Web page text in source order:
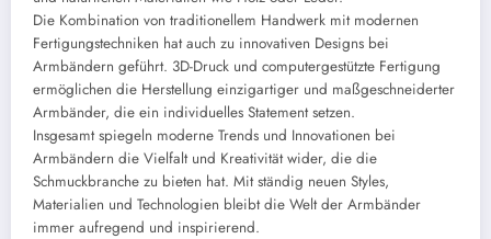
Die Kombination von traditionellem Handwerk mit modernen
Fertigungstechniken hat auch zu innovativen Designs bei
Armbändern geführt. 3D-Druck und computergestützte Fertigung
ermöglichen die Herstellung einzigartiger und maßgeschneiderter
Armbänder, die ein individuelles Statement setzen.
Insgesamt spiegeln moderne Trends und Innovationen bei
Armbändern die Vielfalt und Kreativität wider, die die
Schmuckbranche zu bieten hat. Mit ständig neuen Styles,
Materialien und Technologien bleibt die Welt der Armbänder
immer aufregend und inspirierend.